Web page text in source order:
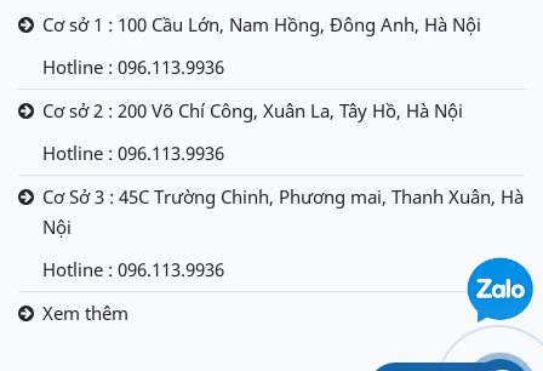
Cơ sở 1 : 100 Cầu Lớn, Nam Hồng, Đông Anh, Hà Nội
Hotline : 096.113.9936
Cơ sở 2 : 200 Võ Chí Công, Xuân La, Tây Hồ, Hà Nội
Hotline : 096.113.9936
Cơ Sở 3 : 45C Trường Chinh, Phương mai, Thanh Xuân, Hà
Nội
Hotline : 096.113.9936
Xem thêm